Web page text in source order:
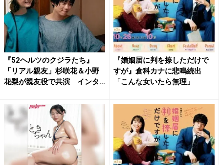
『52ヘルツのクジラたち』
「リアル親友」杉咲花＆小野
花梨が親友役で共演 インタ...
『婚姻届に判を捺しただけで
すが』倉科カナに悲鳴続出
「こんな女いたら無理」